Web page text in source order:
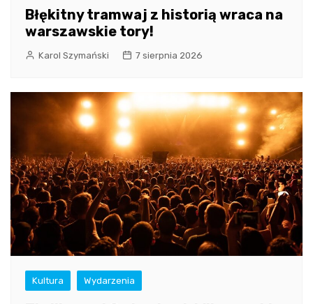
Błękitny tramwaj z historią wraca na
warszawskie tory!
Karol Szymański 7 sierpnia 2026
Kultura Wydarzenia